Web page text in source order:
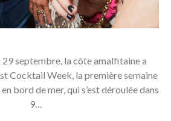
septembre, la côte amalfitaine a
Cocktail Week, la première semaine
bord de mer, qui s’est déroulée dans
9…